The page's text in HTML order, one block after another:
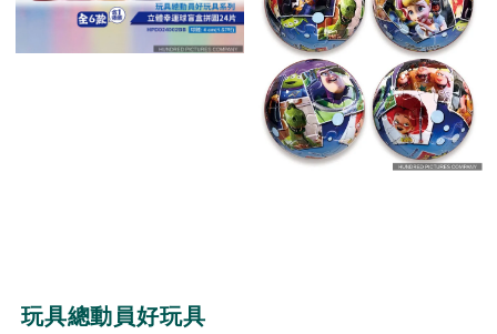
玩具總動員好玩具